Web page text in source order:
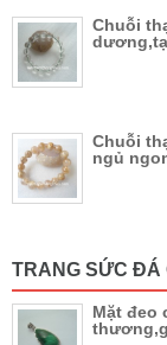
Chuỗi
Chuỗi
ngủ
TRANG SỨC ĐÁ
Mặt đeo